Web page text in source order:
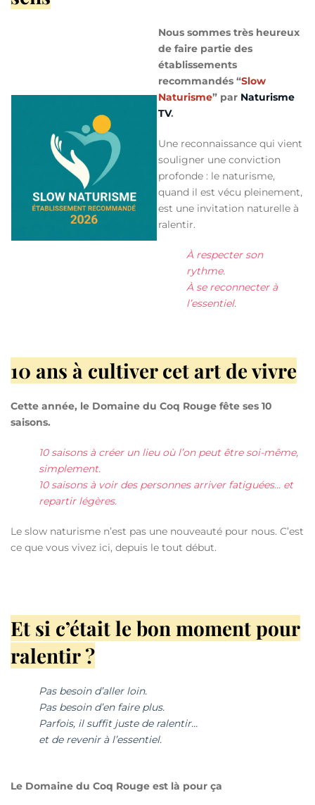
Nous sommes très heureux
de faire partie des
établissements
recommandés “Slow
Naturisme” par Naturisme
TV.
Une reconnaissance qui vient
souligner une conviction
profonde : le naturisme,
quand il est vécu pleinement,
est une invitation naturelle à
ralentir.
À respecter son
rythme.
À se reconnecter à
l’essentiel.
10 ans à cultiver cet art de vivre
Cette année, le Domaine du Coq Rouge fête ses 10
saisons.
10 saisons à créer un lieu où l’on peut être soi-même,
simplement.
10 saisons à voir des personnes arriver fatiguées… et
repartir légères.
Le slow naturisme n’est pas une nouveauté pour nous. C’est
ce que vous vivez ici, depuis le tout début.
Et si c’était le bon moment pour
ralentir ?
Pas besoin d’aller loin.
Pas besoin d’en faire plus.
Parfois, il suffit juste de ralentir…
et de revenir à l’essentiel.
Le Domaine du Coq Rouge est là pour ça